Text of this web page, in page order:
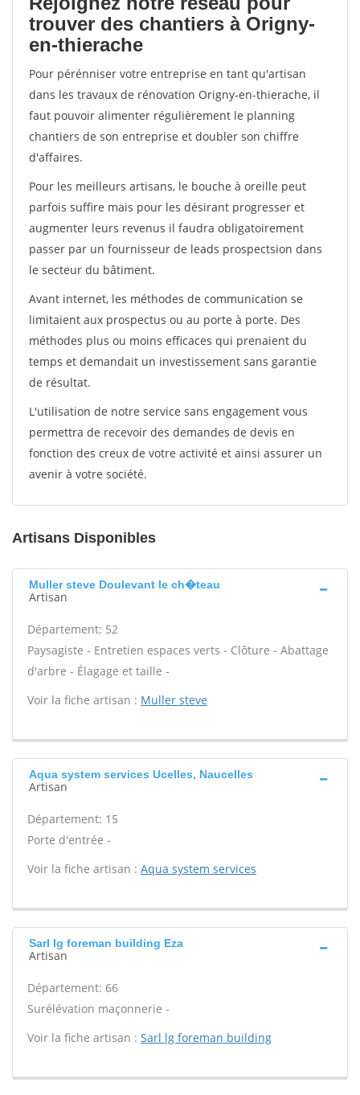
trouver des chantiers à Origny-
en-thierache
Pour pérénniser votre entreprise en tant qu'artisan
dans les travaux de rénovation Origny-en-thierache, il
faut pouvoir alimenter régulièrement le planning
chantiers de son entreprise et doubler son chiffre
d'affaires.
Pour les meilleurs artisans, le bouche à oreille peut
parfois suffire mais pour les désirant progresser et
augmenter leurs revenus il faudra obligatoirement
passer par un fournisseur de leads prospectsion dans
le secteur du bâtiment.
Avant internet, les méthodes de communication se
limitaient aux prospectus ou au porte à porte. Des
méthodes plus ou moins efficaces qui prenaient du
temps et demandait un investissement sans garantie
de résultat.
L'utilisation de notre service sans engagement vous
permettra de recevoir des demandes de devis en
fonction des creux de votre activité et ainsi assurer un
avenir à votre société.
Artisans Disponibles
Muller steve Doulevant le ch�teau
Artisan
Département: 52
Paysagiste - Entretien espaces verts - Clôture - Abattage
d'arbre - Élagage et taille -
Voir la fiche artisan : Muller steve
Aqua system services Ucelles, Naucelles
Artisan
Département: 15
Porte d'entrée -
Voir la fiche artisan : Aqua system services
Sarl lg foreman building Eza
Artisan
Département: 66
Surélévation maçonnerie -
Voir la fiche artisan : Sarl lg foreman building